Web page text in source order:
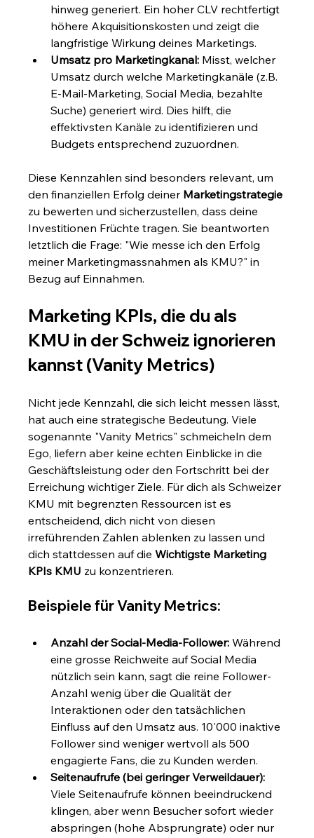
hinweg generiert. Ein hoher CLV rechtfertigt
höhere Akquisitionskosten und zeigt die
langfristige Wirkung deines Marketings.
Umsatz pro Marketingkanal: Misst, welcher
Umsatz durch welche Marketingkanäle (z.B.
E-Mail-Marketing, Social Media, bezahlte
Suche) generiert wird. Dies hilft, die
effektivsten Kanäle zu identifizieren und
Budgets entsprechend zuzuordnen.
Diese Kennzahlen sind besonders relevant, um
den finanziellen Erfolg deiner Marketingstrategie
zu bewerten und sicherzustellen, dass deine
Investitionen Früchte tragen. Sie beantworten
letztlich die Frage: "Wie messe ich den Erfolg
meiner Marketingmassnahmen als KMU?" in
Bezug auf Einnahmen.
Marketing KPIs, die du als
KMU in der Schweiz ignorieren
kannst (Vanity Metrics)
Nicht jede Kennzahl, die sich leicht messen lässt,
hat auch eine strategische Bedeutung. Viele
sogenannte "Vanity Metrics" schmeicheln dem
Ego, liefern aber keine echten Einblicke in die
Geschäftsleistung oder den Fortschritt bei der
Erreichung wichtiger Ziele. Für dich als Schweizer
KMU mit begrenzten Ressourcen ist es
entscheidend, dich nicht von diesen
irreführenden Zahlen ablenken zu lassen und
dich stattdessen auf die Wichtigste Marketing
KPIs KMU zu konzentrieren.
Beispiele für Vanity Metrics:
Anzahl der Social-Media-Follower: Während
eine grosse Reichweite auf Social Media
nützlich sein kann, sagt die reine Follower-
Anzahl wenig über die Qualität der
Interaktionen oder den tatsächlichen
Einfluss auf den Umsatz aus. 10'000 inaktive
Follower sind weniger wertvoll als 500
engagierte Fans, die zu Kunden werden.
Seitenaufrufe (bei geringer Verweildauer):
Viele Seitenaufrufe können beeindruckend
klingen, aber wenn Besucher sofort wieder
abspringen (hohe Absprungrate) oder nur